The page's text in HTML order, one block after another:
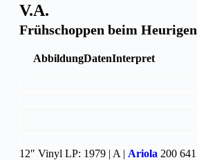
V.A.
Frühschoppen beim Heurigen
AbbildungDatenInterpret
12″ Vinyl LP: 1979 | A | Ariola 200 641